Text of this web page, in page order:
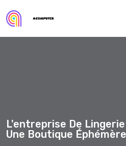
L'entreprise De
Une Boutique